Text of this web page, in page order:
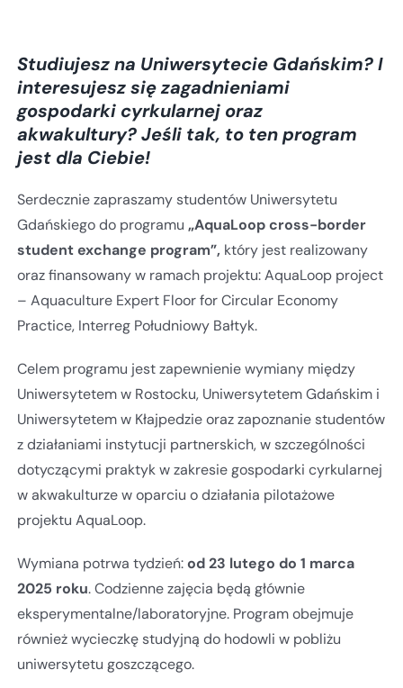
Studiujesz na Uniwersytecie Gdańskim? I
interesujesz się zagadnieniami
gospodarki cyrkularnej oraz
akwakultury?Jeśli tak, to ten program
jest dla Ciebie!
Serdecznie zapraszamy studentów Uniwersytetu
Gdańskiego do programu„AquaLoop cross-border
student exchange program”, który jest realizowany
oraz finansowany w ramach projektu: AquaLoop project
– Aquaculture Expert Floor for Circular Economy
Practice, Interreg Południowy Bałtyk.
Celem programu jest zapewnienie wymiany między
Uniwersytetem w Rostocku, Uniwersytetem Gdańskim i
Uniwersytetem w Kłajpedzie oraz zapoznanie studentów
z działaniami instytucji partnerskich, w szczególności
dotyczącymi praktyk w zakresie gospodarki cyrkularnej
w akwakulturze w oparciu o działania pilotażowe
projektu AquaLoop.
Wymiana potrwa tydzień:od 23 lutego do 1 marca
2025 roku. Codzienne zajęcia będą głównie
eksperymentalne/laboratoryjne. Program obejmuje
również wycieczkę studyjną do hodowli w pobliżu
uniwersytetu goszczącego.